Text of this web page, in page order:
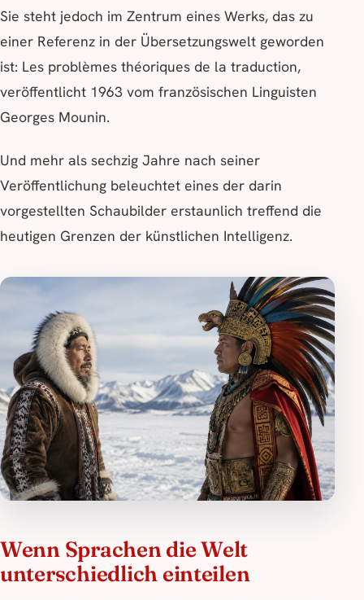
Sie steht jedoch im Zentrum eines Werks, das zu
einer Referenz in der Übersetzungswelt geworden
ist: Les problèmes théoriques de la traduction,
veröffentlicht 1963 vom französischen Linguisten
Georges Mounin.
Und mehr als sechzig Jahre nach seiner
Veröffentlichung beleuchtet eines der darin
vorgestellten Schaubilder erstaunlich treffend die
heutigen Grenzen der künstlichen Intelligenz.
Wenn Sprachen die Welt
unterschiedlich einteilen